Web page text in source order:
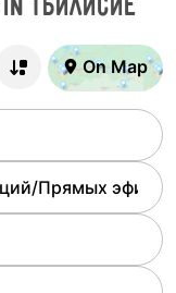
inТбилисие
On Map